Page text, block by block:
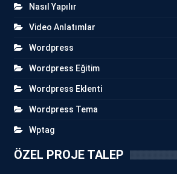
Nasıl Yapılır
Video Anlatımlar
Wordpress
Wordpress Eğitim
Wordpress Eklenti
Wordpress Tema
Wptag
ÖZEL PROJE TALEP